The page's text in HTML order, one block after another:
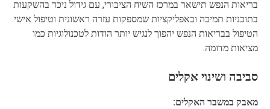
בריאות הנפש תישאר במרכז השיח הציבורי, עם גידול ניכר בהשקעות
בתוכניות תמיכה ובאפליקציות שמספקות עזרה ראשונית וטיפול אישי.
הטיפול בבריאות הנפש יהפוך לנגיש יותר הודות לטכנולוגיות כמו
מציאות מדומה.
סביבה ושינוי אקלים
מאבק במשבר האקלים: